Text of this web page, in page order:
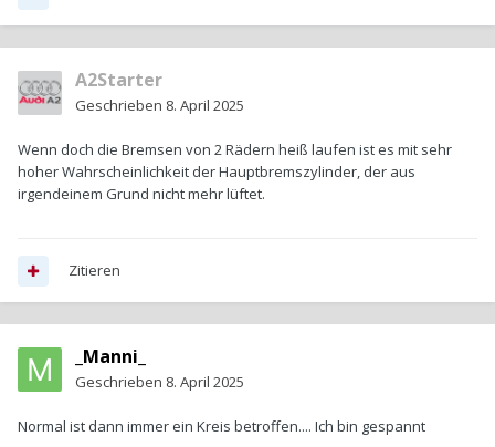
A2Starter
Geschrieben 8. April 2025
Wenn doch die Bremsen von 2 Rädern heiß laufen ist es mit sehr
hoher Wahrscheinlichkeit der Hauptbremszylinder, der aus
irgendeinem Grund nicht mehr lüftet.
Zitieren
_Manni_
Geschrieben 8. April 2025
Normal ist dann immer ein Kreis betroffen.... Ich bin gespannt